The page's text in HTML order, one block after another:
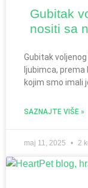
Gubitak
nositi sa
Gubitak
ljubimca, prema
kojim smo imali
SAZNAJTE VIŠE »
maj 11, 2025 2